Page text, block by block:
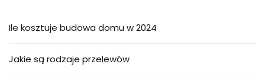
Ile kosztuje budowa domu w 2024
Jakie są rodzaje przelewów